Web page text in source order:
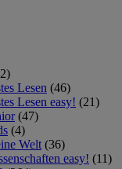
Lesen (46)
Lesen easy! (21)
(47)
(4)
Welt (36)
easy! (11)